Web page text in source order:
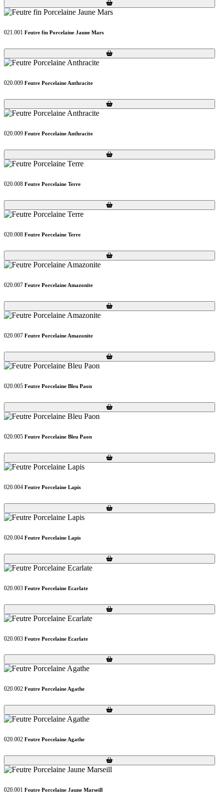
021.001 Feutre fin Porcelaine Jaune Mars
Loading...
Loading...
020.009 Feutre Porcelaine Anthracite
Loading...
Loading...
020.009 Feutre Porcelaine Anthracite
Loading...
Loading...
020.008 Feutre Porcelaine Terre
Loading...
Loading...
020.008 Feutre Porcelaine Terre
Loading...
Loading...
020.007 Feutre Porcelaine Amazonite
Loading...
Loading...
020.007 Feutre Porcelaine Amazonite
Loading...
Loading...
020.005 Feutre Porcelaine Bleu Paon
Loading...
Loading...
020.005 Feutre Porcelaine Bleu Paon
Loading...
Loading...
020.004 Feutre Porcelaine Lapis
Loading...
Loading...
020.004 Feutre Porcelaine Lapis
Loading...
Loading...
020.003 Feutre Porcelaine Ecarlate
Loading...
Loading...
020.003 Feutre Porcelaine Ecarlate
Loading...
Loading...
020.002 Feutre Porcelaine Agathe
Loading...
Loading...
020.002 Feutre Porcelaine Agathe
Loading...
Loading...
020.001 Feutre Porcelaine Jaune Marseill